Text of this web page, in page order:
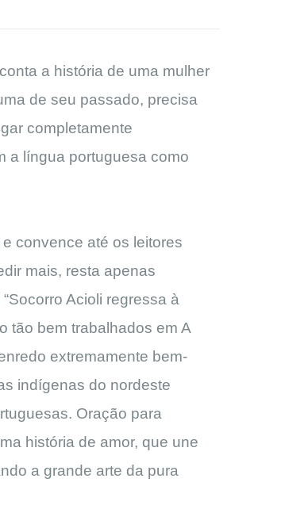
a história de uma mulher
de seu passado, precisa
completamente
a língua portuguesa como
convence até os leitores
mais, resta apenas
Acioli regressa à
tão bem trabalhados em A
extremamente bem-
indígenas do nordeste
Oração para
história de amor, que une
a grande arte da pura